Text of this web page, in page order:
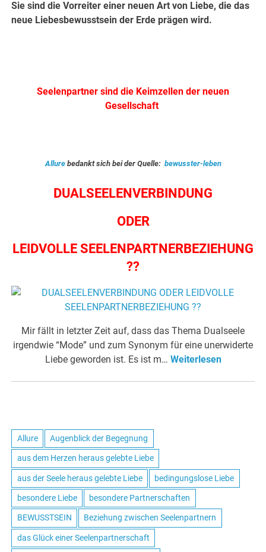
Sie sind die Vorreiter einer neuen Art von Liebe, die das
neue Liebesbewusstsein der Erde prägen wird.
Seelenpartner sind die Keimzellen der neuen
Gesellschaft
Allure bedankt sich bei der Quelle: bewusster-leben
DUALSEELENVERBINDUNG
ODER
LEIDVOLLE SEELENPARTNERBEZIEHUNG
??
Mir fällt in letzter Zeit auf, dass das Thema Dualseele
irgendwie “Mode” und zum Synonym für eine unerwiderte
Liebe geworden ist. Es ist m… Weiterlesen
Allure Augenblick der Begegnung
aus dem Herzen heraus gelebte Liebe
aus der Seele heraus gelebte Liebe bedingungslose Liebe
besondere Liebe besondere Partnerschaften
BEWUSSTSEIN Beziehung zwischen Seelenpartnern
das Glück einer Seelenpartnerschaft